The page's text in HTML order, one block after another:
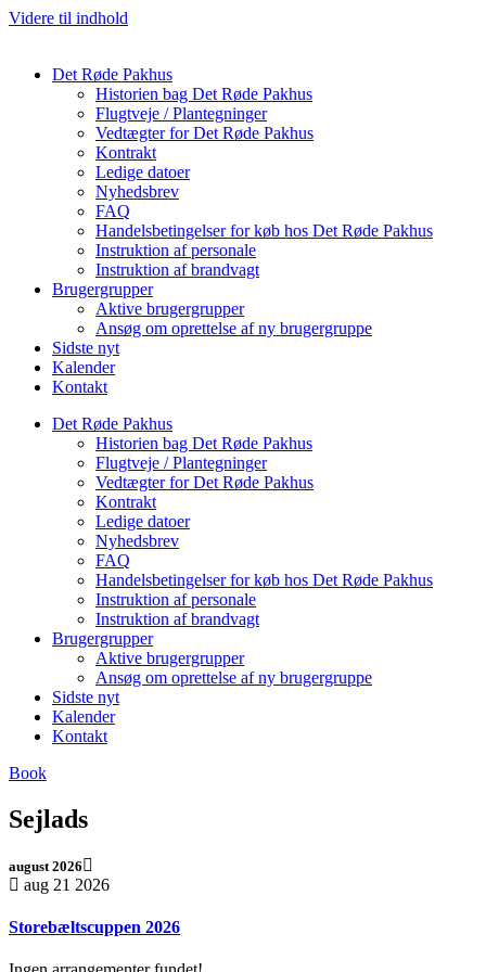
Videre til indhold
Det Røde Pakhus
Historien bag Det Røde Pakhus
Flugtveje / Plantegninger
Vedtægter for Det Røde Pakhus
Kontrakt
Ledige datoer
Nyhedsbrev
FAQ
Handelsbetingelser for køb hos Det Røde Pakhus
Instruktion af personale
Instruktion af brandvagt
Brugergrupper
Aktive brugergrupper
Ansøg om oprettelse af ny brugergruppe
Sidste nyt
Kalender
Kontakt
Det Røde Pakhus
Historien bag Det Røde Pakhus
Flugtveje / Plantegninger
Vedtægter for Det Røde Pakhus
Kontrakt
Ledige datoer
Nyhedsbrev
FAQ
Handelsbetingelser for køb hos Det Røde Pakhus
Instruktion af personale
Instruktion af brandvagt
Brugergrupper
Aktive brugergrupper
Ansøg om oprettelse af ny brugergruppe
Sidste nyt
Kalender
Kontakt
Book
Sejlads
august 2026
aug 21 2026
Storebæltscuppen 2026